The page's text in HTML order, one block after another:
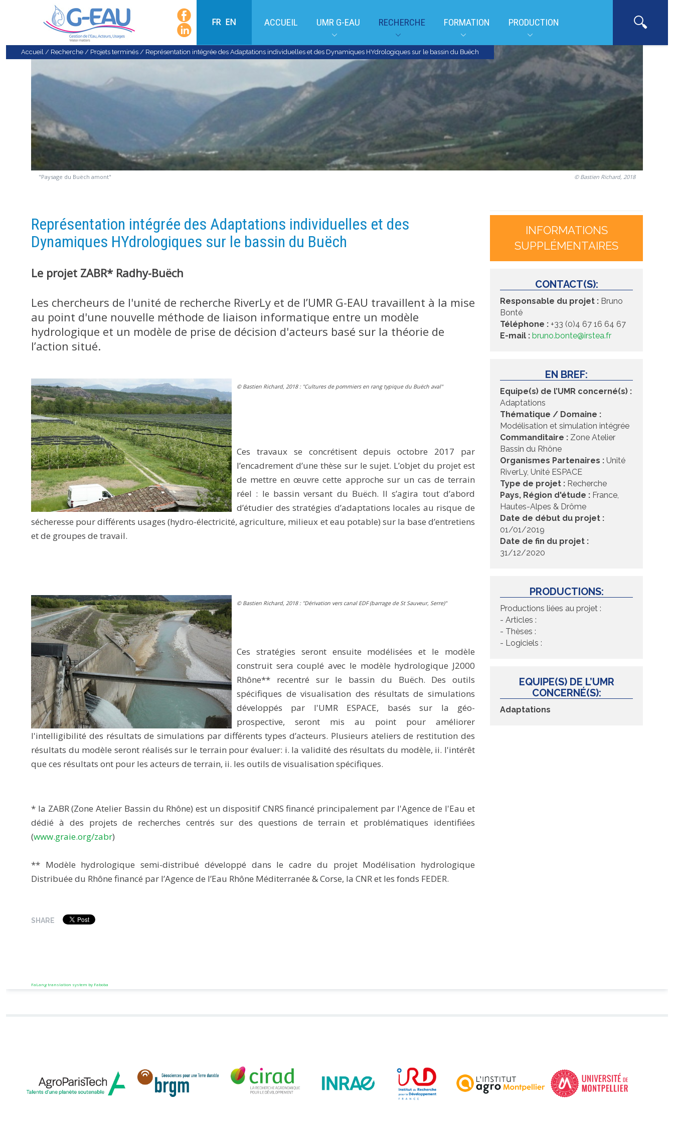
FR EN ACCUEIL UMR G-EAU RECHERCHE FORMATION PRODUCTION
Accueil / Recherche / Projets terminés / Représentation intégrée des Adaptations individuelles et des Dynamiques HYdrologiques sur le bassin du Buëch
"Paysage du Buëch amont" © Bastien Richard, 2018
Représentation intégrée des Adaptations individuelles et des
Dynamiques HYdrologiques sur le bassin du Buëch
Le projet ZABR* Radhy-Buëch
Les chercheurs de l'unité de recherche RiverLy et de l’UMR G-EAU travaillent à la mise
au point d'une nouvelle méthode de liaison informatique entre un modèle
hydrologique et un modèle de prise de décision d'acteurs basé sur la théorie de
l’action situé.
© Bastien Richard, 2018 : "Cultures de pommiers en rang typique du Buëch aval"
Ces travaux se concrétisent depuis octobre 2017 par
l’encadrement d’une thèse sur le sujet. L’objet du projet est
de mettre en œuvre cette approche sur un cas de terrain
réel : le bassin versant du Buëch. Il s’agira tout d’abord
d’étudier des stratégies d’adaptations locales au risque de
sécheresse pour différents usages (hydro-électricité, agriculture, milieux et eau potable) sur la base d’entretiens
et de groupes de travail.
© Bastien Richard, 2018 : "Dérivation vers canal EDF (barrage de St Sauveur, Serre)"
Ces stratégies seront ensuite modélisées et le modèle
construit sera couplé avec le modèle hydrologique J2000
Rhône** recentré sur le bassin du Buëch. Des outils
spécifiques de visualisation des résultats de simulations
développés par l'UMR ESPACE, basés sur la géo-
prospective, seront mis au point pour améliorer
l'intelligibilité des résultats de simulations par différents types d’acteurs. Plusieurs ateliers de restitution des
résultats du modèle seront réalisés sur le terrain pour évaluer: i. la validité des résultats du modèle, ii. l'intérêt
que ces résultats ont pour les acteurs de terrain, ii. les outils de visualisation spécifiques.
* la ZABR (Zone Atelier Bassin du Rhône) est un dispositif CNRS financé principalement par l'Agence de l'Eau et
dédié à des projets de recherches centrés sur des questions de terrain et problématiques identifiées
(www.graie.org/zabr)
** Modèle hydrologique semi-distribué développé dans le cadre du projet Modélisation hydrologique
Distribuée du Rhône financé par l’Agence de l’Eau Rhône Méditerranée & Corse, la CNR et les fonds FEDER.
INFORMATIONS
SUPPLÉMENTAIRES
CONTACT(S):
Responsable du projet : Bruno
Bonté
Téléphone : +33 (0)4 67 16 64 67
E-mail : bruno.bonte@irstea.fr
EN BREF:
Equipe(s) de l’UMR concerné(s) :
Adaptations
Thématique / Domaine :
Modélisation et simulation intégrée
Commanditaire : Zone Atelier
Bassin du Rhône
Organismes Partenaires : Unité
RiverLy, Unité ESPACE
Type de projet : Recherche
Pays, Région d'étude : France,
Hautes-Alpes & Drôme
Date de début du projet :
01/01/2019
Date de fin du projet :
31/12/2020
PRODUCTIONS:
Productions liées au projet :
- Articles :
- Thèses :
- Logiciels :
EQUIPE(S) DE L’UMR
CONCERNÉ(S):
Adaptations
SHARE
FaLang translation system by Faboba